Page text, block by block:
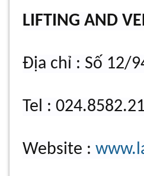
LIFTING AND
Địa chỉ : Số 12/
Tel :
Website :